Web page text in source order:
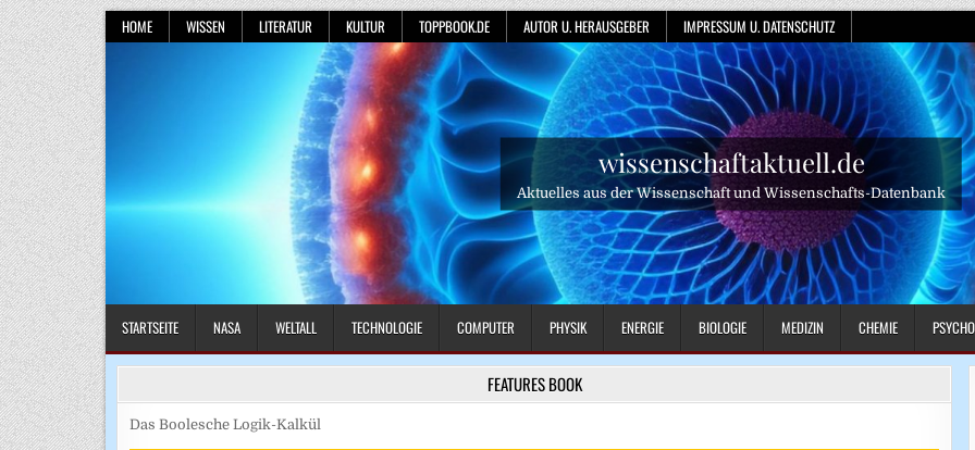
Skip
to
content
HOME WISSEN LITERATUR KULTUR TOPPBOOK.DE AUTOR U. HERAUSGEBER IMPRESSUM U. DATENSCHUTZ
wissenschaftaktuell.de
Aktuelles aus der Wissenschaft und Wissenschafts-Datenbank
STARTSEITE NASA WELTALL TECHNOLOGIE COMPUTER PHYSIK ENERGIE BIOLOGIE MEDIZIN CHEMIE
FEATURES BOOK
Das Boolesche Logik-Kalkül